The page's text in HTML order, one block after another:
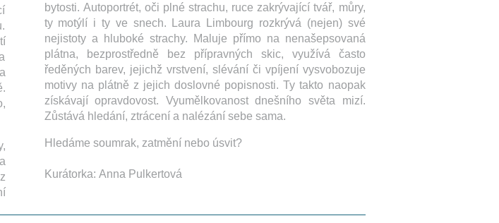
bytosti. Autoportrét, oči plné strachu, ruce zakrývající tvář, můry,
ty motýlí i ty ve snech. Laura Limbourg rozkrývá (nejen) své
nejistoty a hluboké strachy. Maluje přímo na nenašepsovaná
plátna, bezprostředně bez přípravných skic, využívá často
ředěných barev, jejichž vrstvení, slévání či vpíjení vysvobozuje
motivy na plátně z jejich doslovné popisnosti. Ty takto naopak
získávají opravdovost. Vyumělkovanost dnešního světa mizí.
Zůstává hledání, ztrácení a nalézání sebe sama.
Hledáme soumrak, zatmění nebo úsvit?
Kurátorka: Anna Pulkertová